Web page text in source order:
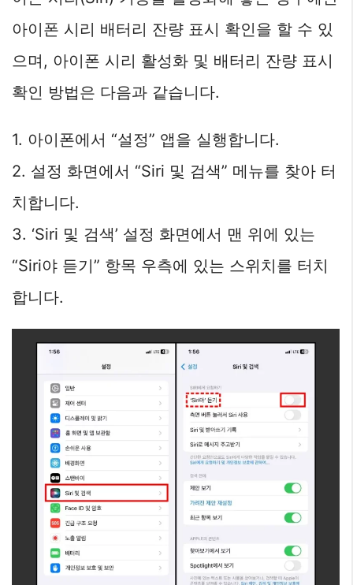
아이폰 시리 배터리 잔량 표시 확인을 할 수 있
으며, 아이폰 시리 활성화 및 배터리 잔량 표시
확인 방법은 다음과 같습니다.
1. 아이폰에서 “설정” 앱을 실행합니다.
2. 설정 화면에서 “Siri 및 검색” 메뉴를 찾아 터
치합니다.
3. ‘Siri 및 검색’ 설정 화면에서 맨 위에 있는
“Siri야 듣기” 항목 우측에 있는 스위치를 터치
합니다.